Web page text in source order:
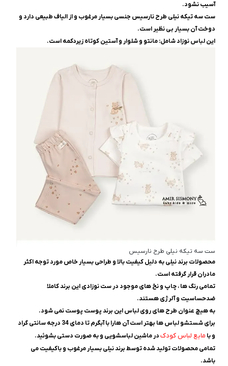
آسیب نشود.
ست سه تیکه نیلی طرح نارسیس جنسی بسیار مرغوب و از الیاف طبیعی دارد و
دوخت آن بسیار بی نظیر است.
این لباس نوزاد شامل: مانتو و شلوار و آستین کوتاه زیردکمه است.
ست سه تیکه نیلی طرح نارسیس
محصولات برند نیلی به دلیل کیفیت بالا و طراحی بسیار خاص مورد توجه اکثر
مادران قرار گرفته است.
تمامی رنگ ها ، چاپ و نخ های موجود در ست نوزادی این برند کاملا
ضدحساسیت و آلرژی هستند.
به هیچ عنوان طرح های روی لباس این برند پوست پوست نمی شود.
برای شستشو لباس ها بهتر است آن هارا با آبگرم تا دمای 34 درجه سانتی گراد
و با مایع لباس کودکدر ماشین لباسشویی و به صورت دستی بشوئید.
تمامی محصولات تولید شده توسط برند نیلی بسیار مرغوب و باکیفیت می
باشد.